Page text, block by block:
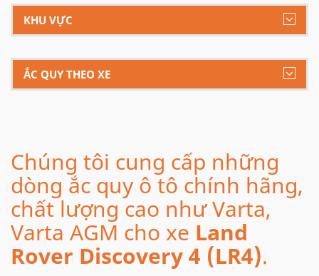
KHU VỰC
ẮC QUY THEO XE
Chúng tôi cung cấp những
dòng ắc quy ô tô chính hãng,
chất lượng cao như Varta,
Varta AGM cho xe Land
Rover Discovery 4 (LR4).